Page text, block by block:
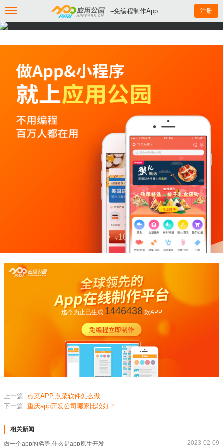
--免编程制作App 注册
迄今为止已生成 1446438款APP
上一篇
点菜APP,点菜软件怎么做
下一篇 重庆app开发公司哪家比较好？
相关新闻
做一个app的劣势,什么是app原生开发 2023-02-09